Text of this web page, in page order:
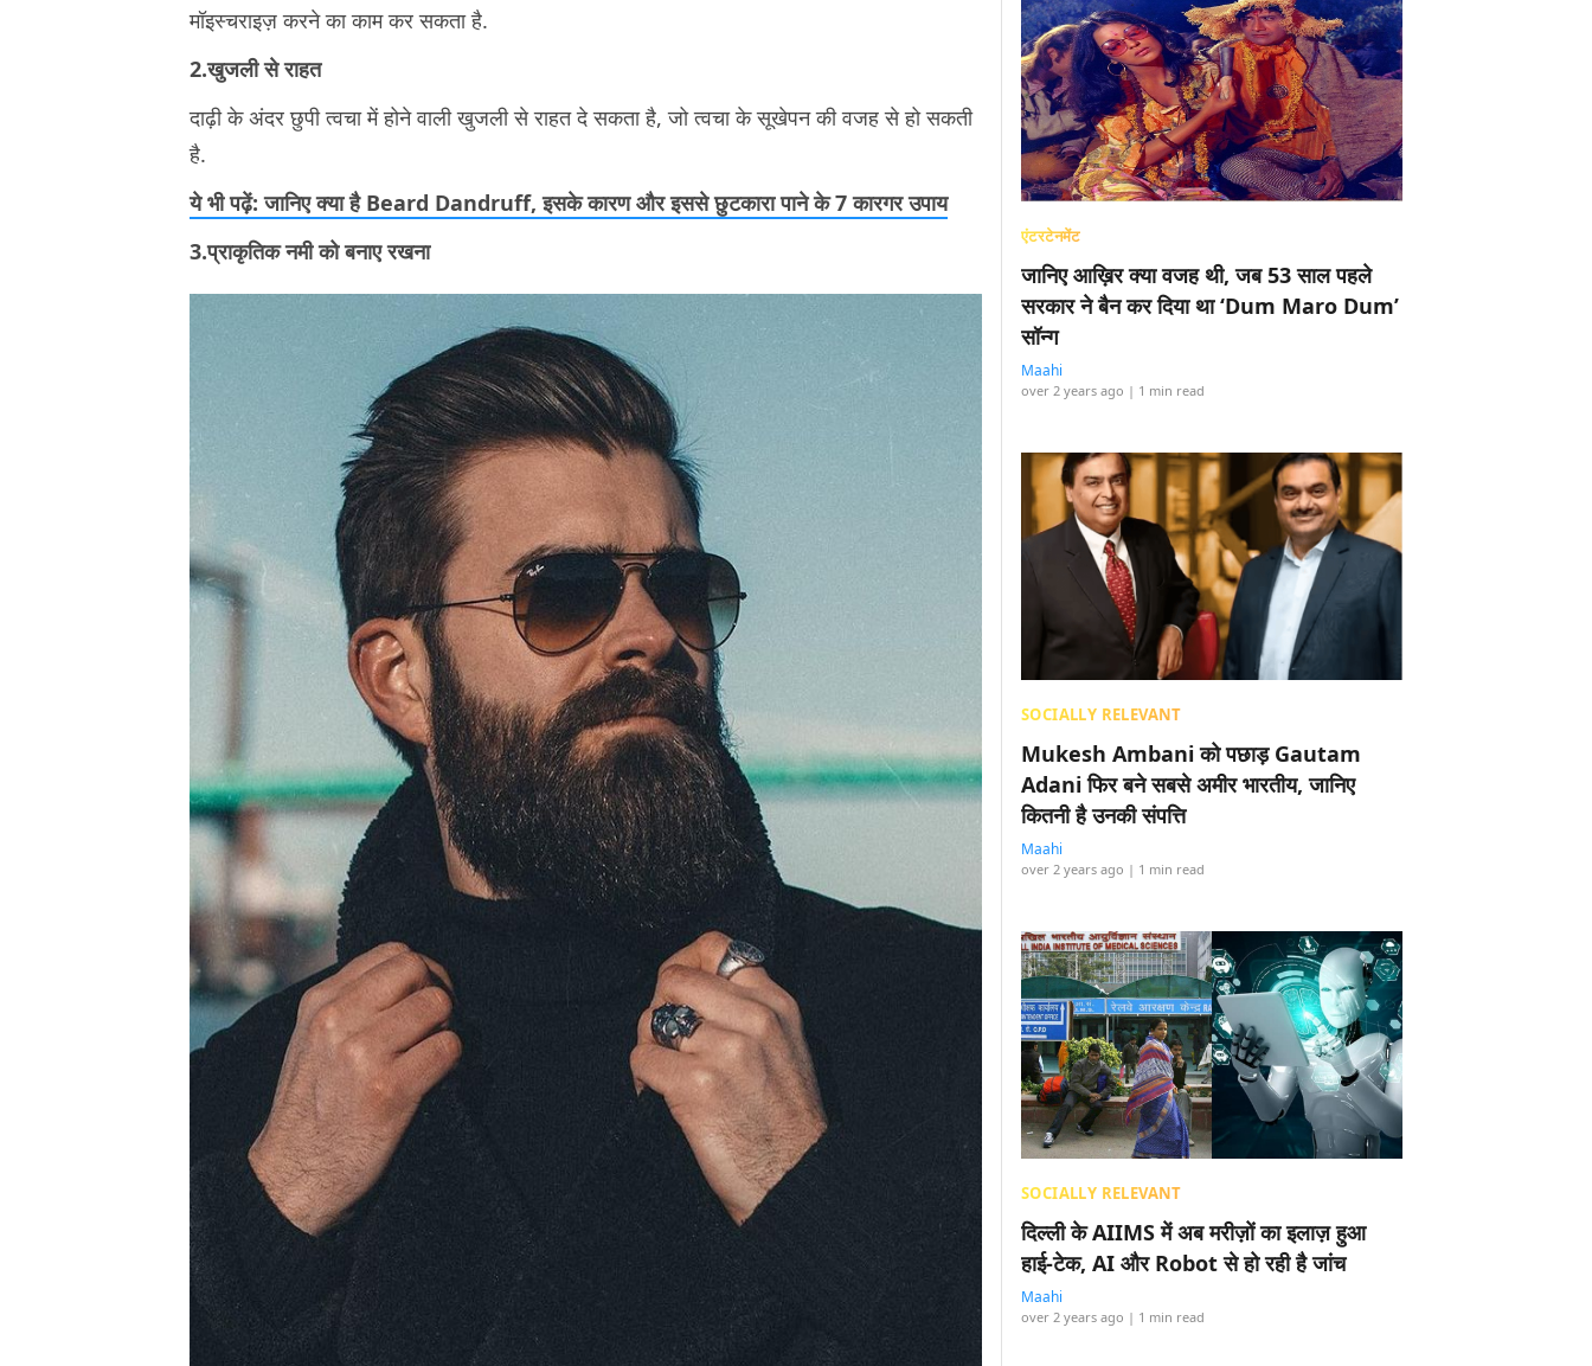
मॉइस्चराइज़ करने का काम कर सकता है.
2.खुजली से राहत
दाढ़ी के अंदर छुपी त्वचा में होने वाली खुजली से राहत दे सकता है, जो त्वचा के सूखेपन की वजह से हो सकती
है.
ये भी पढ़ें: जानिए क्या है Beard Dandruff, इसके कारण और इससे छुटकारा पाने के 7 कारगर उपाय
3.प्राकृतिक नमी को बनाए रखना
एंटरटेनमेंट
जानिए आख़िर क्या वजह थी, जब 53 साल पहले
सरकार ने बैन कर दिया था ‘Dum Maro Dum’
सॉन्ग
Maahi
over 2 years ago | 1 min read
SOCIALLY RELEVANT
Mukesh Ambani को पछाड़ Gautam
Adani फिर बने सबसे अमीर भारतीय, जानिए
कितनी है उनकी संपत्ति
Maahi
over 2 years ago | 1 min read
SOCIALLY RELEVANT
दिल्ली के AIIMS में अब मरीज़ों का इलाज़ हुआ
हाई-टेक, AI और Robot से हो रही है जांच
Maahi
over 2 years ago | 1 min read